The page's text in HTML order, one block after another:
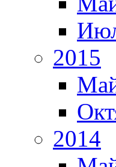
2015
2014